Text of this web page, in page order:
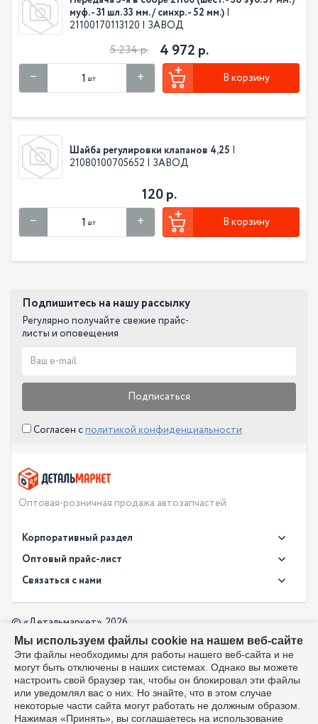
муф. - 31 шл. 33 мм. / синхр. - 52 мм.) |
21100170113120 | ЗАВОД
5 234 р. 4 972 р.
шт В корзину
Шайба регулировки клапанов 4,25 |
21080100705652 | ЗАВОД
120 р.
шт В корзину
Подпишитесь на нашу рассылку
Регулярно получайте свежие прайс-
листы и оповещения
Подписаться
Согласен сполитикой конфиденциальности
Оптовая-розничная продажа автозапчастей
Корпоративный раздел
Новости
О компании
Доставка
Оптовый прайс-лист
Оплата
Производители
Политика в отношении обработки персональных данных
Оптовый прайс-лист
Скачать прайс в PDF
Связаться с нами
info@detalmarket.ru
Перезвоните мне
© «Детальмаркет», 2026
Разработка:
Все упоминания товарных знаков (включая LADA и АвтоВАЗ)
используются исключительно для указания совместимости
товаров и соответствуют положениям ст. 1487, 1484
Гражданского кодекса РФ. Интернет-магазин не является
Мы используем файлы cookie на нашем веб-сайте
Эти файлы необходимы для работы нашего веб-сайта и не
могут быть отключены в наших системах. Однако вы можете
настроить свой браузер так, чтобы он блокировал эти файлы
или уведомлял вас о них. Но знайте, что в этом случае
некоторые части сайта могут работать не должным образом.
Нажимая «Принять», вы соглашаетесь на использование